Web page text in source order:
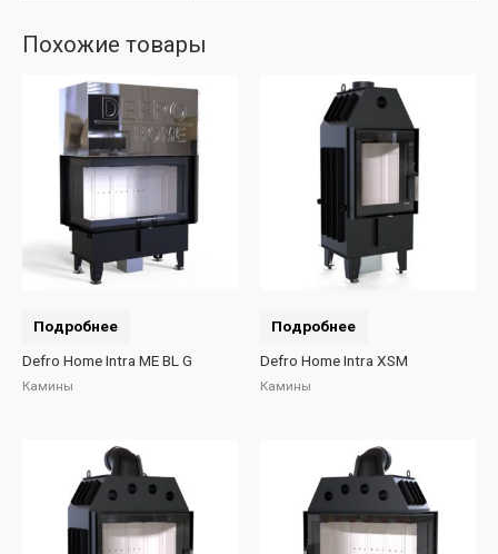
Похожие товары
Подробнее
Defro Home Intra ME BL G
Камины
Подробнее
Defro Home Intra XSM
Камины